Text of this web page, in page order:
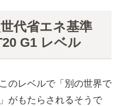
代省エネ基準
G1 レベル
のレベルで「別の世界で
がもたらされるそうで